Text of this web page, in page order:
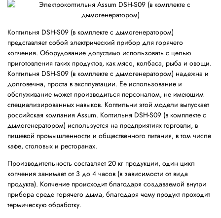
Коптильня DSH-S09 (в комплекте с дымогенератором)
представляет собой электрический прибор для горячего
копчения. Оборудование допустимо использовать с целью
приготовления таких продуктов, как мясо, колбаса, рыба и овощи.
Коптильня DSH-S09 (в комплекте с дымогенератором) надежна и
долговечна, проста в эксплуатации. Ее использование и
обслуживание может производиться персоналом, не имеющим
специализированных навыков. Коптильни этой модели выпускает
российская компания Assum. Коптильня DSH-S09 (в комплекте с
дымогенератором) используется на предприятиях торговли, в
пищевой промышленности и общественного питания, в том числе
кафе, столовых и ресторанах.
Производительность составляет 20 кг продукции, один цикл
копчения занимает от 3 до 4 часов (в зависимости от вида
продукта). Копчение происходит благодаря создаваемой внутри
прибора среде горячего дыма, благодаря чему продукт проходит
термическую обработку.